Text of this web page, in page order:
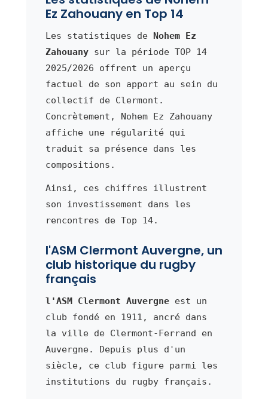
Ez Zahouany en Top 14
Les statistiques de Nohem Ez
Zahouanysur la période TOP 14
2025/2026 offrent un aperçu
factuel de son apport au sein du
collectif de Clermont.
Concrètement, Nohem Ez Zahouany
affiche une régularité qui
traduit sa présence dans les
compositions.
Ainsi, ces chiffres illustrent
son investissement dans les
rencontres de Top 14.
l'ASM Clermont Auvergne, un
club historique du rugby
français
l'ASM Clermont Auvergneest un
club fondé en 1911, ancré dans
la ville de Clermont-Ferrand en
Auvergne. Depuis plus d'un
siècle, ce club figure parmi les
institutions du rugby français.